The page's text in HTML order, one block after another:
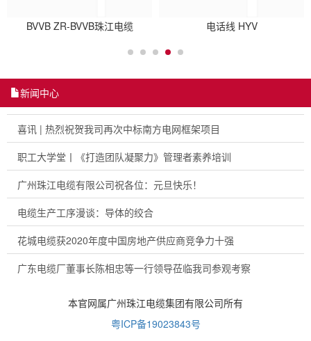
BVVB ZR-BVVB珠江电缆 电话线 HYV
新闻中心
喜讯 | 热烈祝贺我司再次中标南方电网框架项目
职工大学堂丨《打造团队凝聚力》管理者素养培训
广州珠江电缆有限公司祝各位：元旦快乐！
电缆生产工序漫谈：导体的绞合
花城电缆获2020年度中国房地产供应商竞争力十强
广东电缆厂董事长陈相忠等一行领导莅临我司参观考察
本官网属广州珠江电缆集团有限公司所有
粤ICP备19023843号